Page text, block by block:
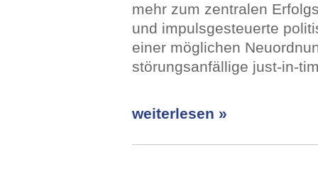
mehr zum zentralen
und impulsgesteuerte
einer möglichen
störungsanfällige just-in-
weiterlesen »